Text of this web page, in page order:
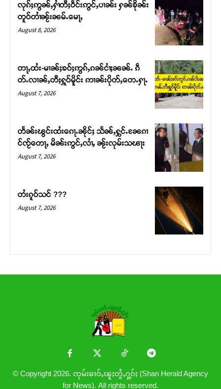
Support SHAN
တ်ႇ တူဝ်ႈလုမ်ႈၾႃႉၼၼ်ႉ ၶဝ်ႈႁူမ်ႈၵမ်ႉထႅမ် ၸုမ်းၶၢ
ဝ်ႇၽူႈတွႆႇႁွၵ်ႈ လႆႈယူႇၶႃႈဢေႃႈ။
လုၵ်ႈဢွၼ်ႇႁၢႆတီႈဝဵင်းဢွင်ႇပၢၼ်း ႁၼ်ၶိုၼ်း
တူဝ်တၢႆၼႂ်းၼမ်ႉမေႃႇ
August 8, 2026
တႃႇထႆး-မၢၼ်ႈၶဝ်ႈဢွၵ်ႇၵၼ်ငၢႆႈၼၼ်ႉ ၵဵ
တ်ႉလၢၼ်ႇတီႈႁူဝ်မိူင်း ဢၢၼ်းပိုတ်ႇတေႉႁႃႉ
August 7, 2026
တႅၼ်းၽွင်းထႆးၵေႃႉၼိုင်ႈ သႅၼ်ႇႁွင်ႉၼႄၵၢ
င်ၸႂ်တေႃႇ မိၼ်းဢွင်ႇလၢႆႇ ၼႂ်းလုမ်းသၽႃး
August 7, 2026
တႆးၵူဝ်သင် ???
August 7, 2026
© Copyright 2026. ၸုမ်းၶၢဝ်ႇၽူႈတွႆႇႁွၵ်ႈ (Shan Herald Agency
for News). All rights reserved.